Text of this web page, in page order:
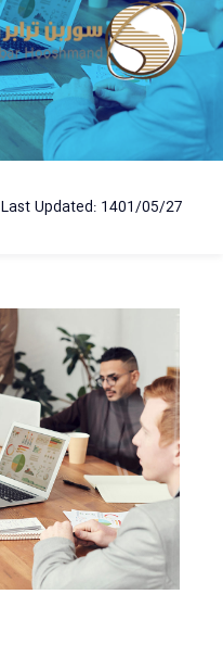
Skip
to
content
Last Updated: 1401/05/27